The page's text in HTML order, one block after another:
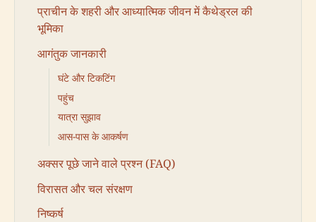
प्राचीन के शहरी और आध्यात्मिक जीवन में कैथेड्रल की
भूमिका
आगंतुक जानकारी
घंटे और टिकटिंग
पहुंच
यात्रा सुझाव
आस-पास के आकर्षण
अक्सर पूछे जाने वाले प्रश्न (FAQ)
विरासत और चल संरक्षण
निष्कर्ष